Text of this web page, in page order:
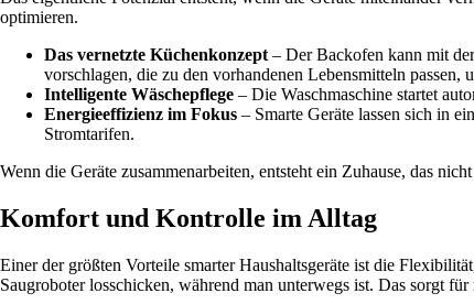
optimieren.
Das vernetzte Küchenkonzept– Der Backofen kann mit
vorschlagen, die zu den vorhandenen Lebensmitteln
Intelligente Wäschepflege – Die Waschmaschine startet
Energieeffizienz im Fokus – Smarte Geräte lassen sich in
Stromtarifen.
Wenn die Geräte zusammenarbeiten, entsteht ein Zuhause, das
Komfort und Kontrolle im Alltag
Einer der größten Vorteile smarter Haushaltsgeräte ist die
Saugroboter losschicken, während man unterwegs ist. Das sorgt